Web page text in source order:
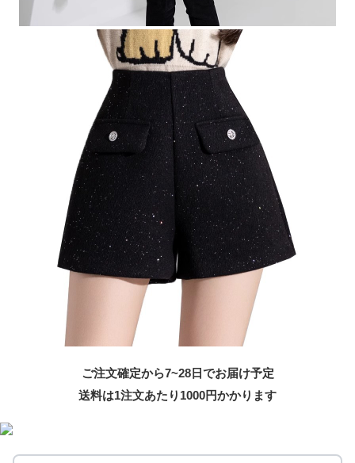
ご注文確定から7~28日でお届け予定
送料は1注文あたり 1000円かかります